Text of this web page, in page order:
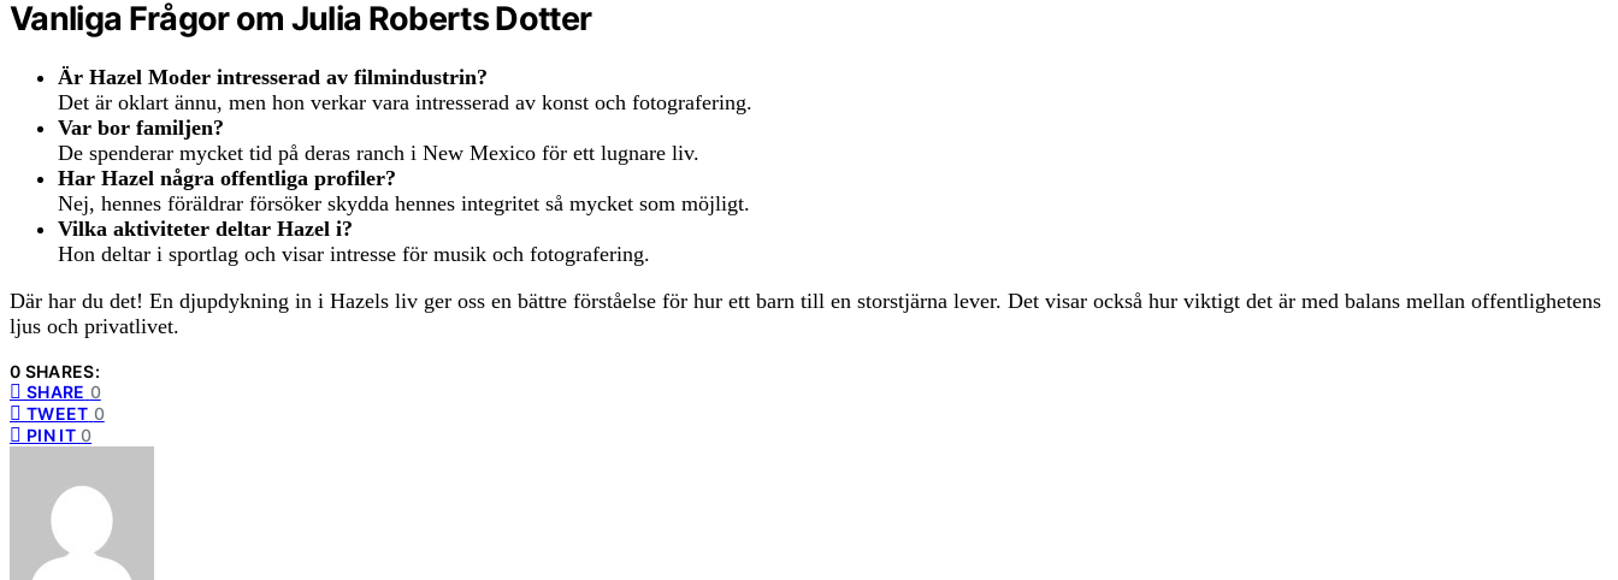
Vanliga Frågor om Julia Roberts Dotter
Är Hazel Moder intresserad av filmindustrin?
Det är oklart ännu, men hon verkar vara intresserad av konst och fotografering.
Var bor familjen?
De spenderar mycket tid på deras ranch i New Mexico för ett lugnare liv.
Har Hazel några offentliga profiler?
Nej, hennes föräldrar försöker skydda hennes integritet så mycket som möjligt.
Vilka aktiviteter deltar Hazel i?
Hon deltar i sportlag och visar intresse för musik och fotografering.
Där har du det! En djupdykning in i Hazels liv ger oss en bättre förståelse för hur ett barn till en storstjärna lever. Det visar också hur viktigt det är med balans mellan offentlighetens
ljus och privatlivet.
0 SHARES:
SHARE 0
TWEET 0
PIN IT 0